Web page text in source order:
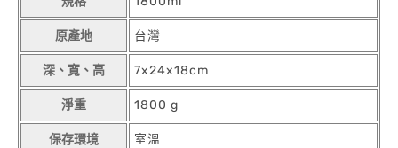
原產地 台灣
深、寬、高 7x24x18cm
淨重 1800 g
保存環境 室溫